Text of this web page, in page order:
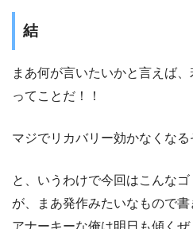
結
まあ何が言いたいかと言えば
ってことだ！！
マジでリカバリー効かなくなる
と、いうわけで今回はこんな
が、まあ発作みたいなもので書
アナーキーな俺は明日も傾くぜ